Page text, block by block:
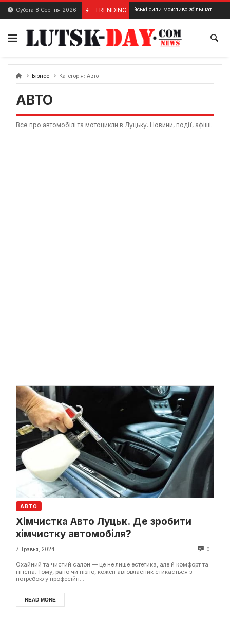
Skip
content
Субота 8 Серпня 2026 TRENDING
10 Грудня, 2023 Російські сили можливо збільшать напади на
Бізнес Категорія: Авто
АВТО
Все про автомобілі та мотоцикли в Луцьку. Новини, події, афіші.
АВТО
Хімчистка Авто Луцьк. Де зробити
хімчистку автомобіля?
7 Травня, 2024 0
Охайний та чистий салон — це не лише естетика, але й комфорт та
гігієна. Тому, рано чи пізно, кожен автовласник стикається з
потребою у професійн...
READ MORE